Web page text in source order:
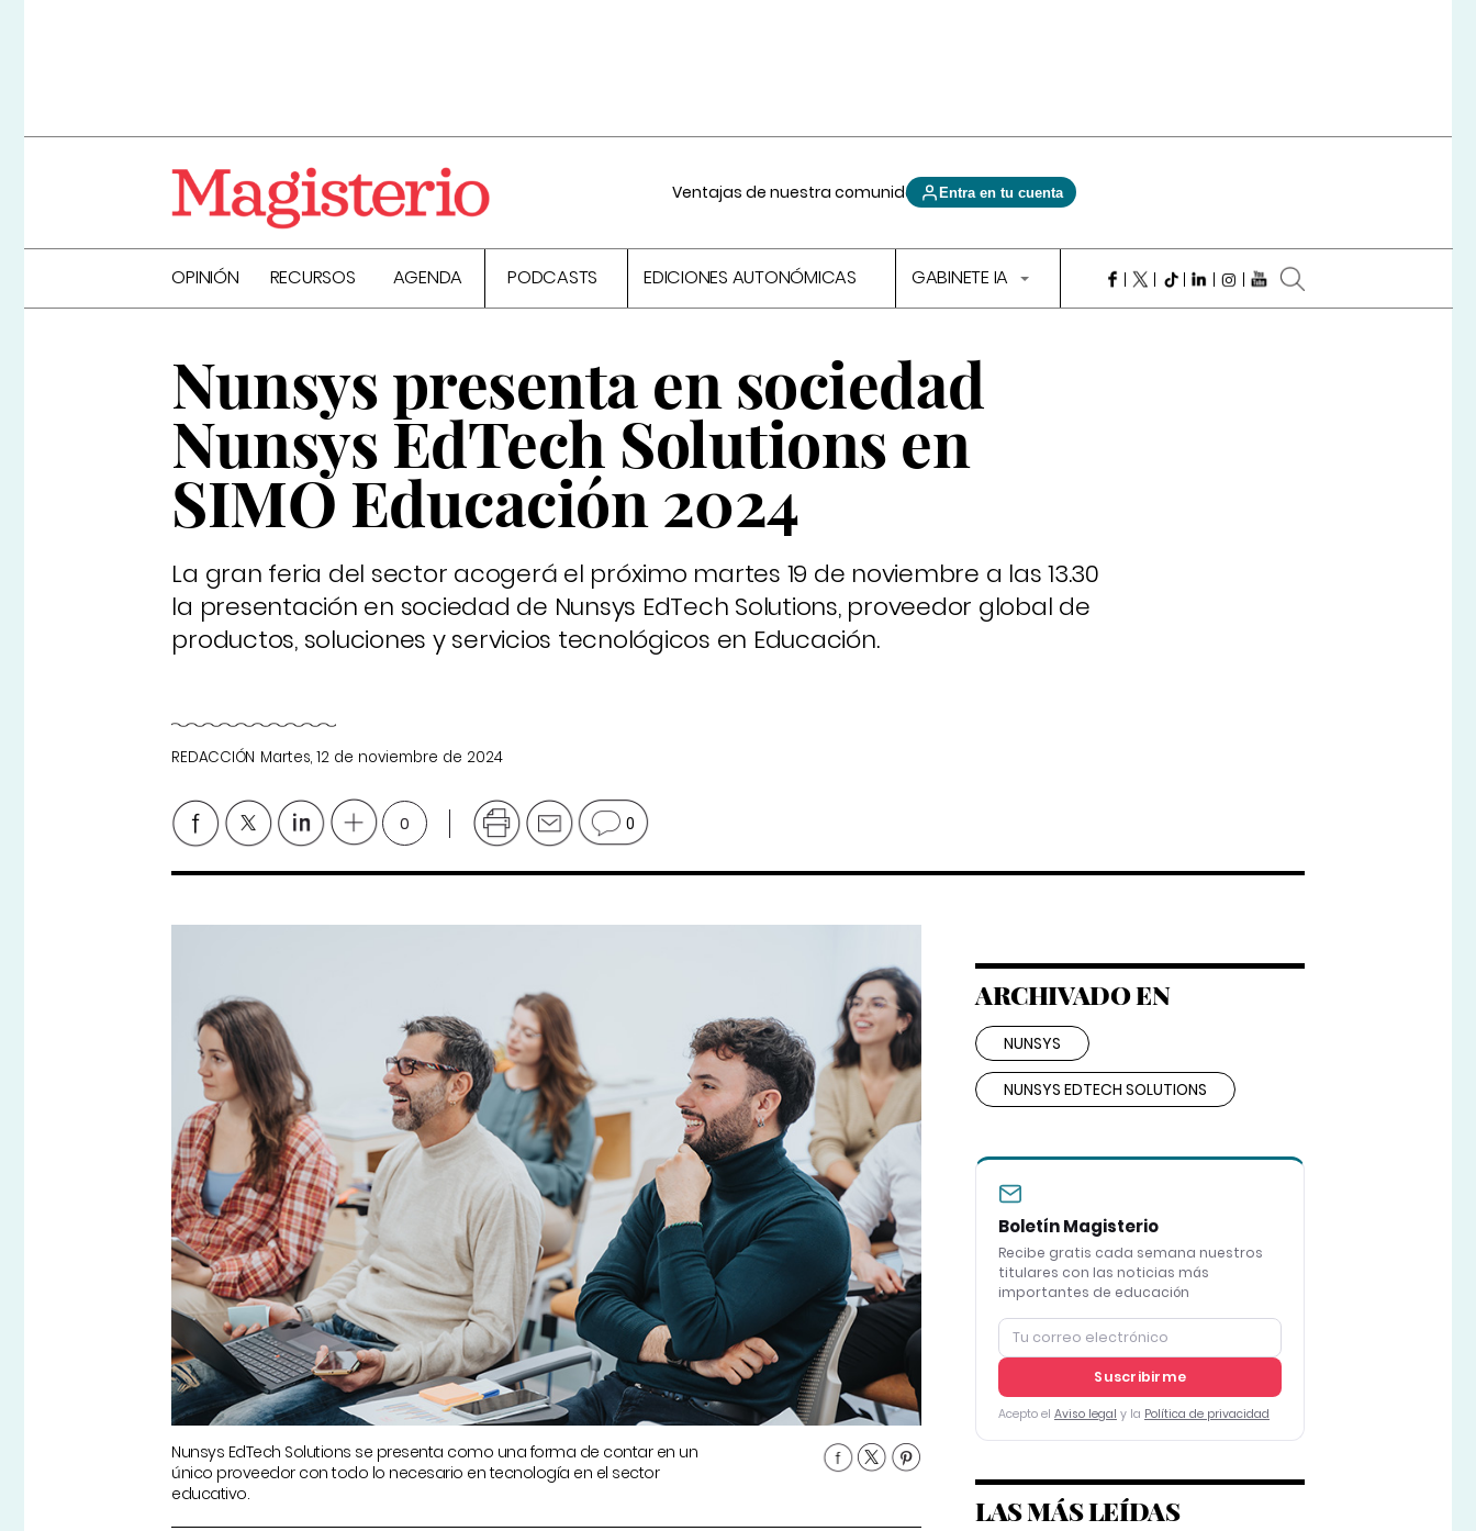
Ventajas de nuestra comunidad Entra en tu cuenta
OPINIÓN RECURSOS AGENDA PODCASTS EDICIONES AUTONÓMICAS GABINETE IA
Nunsys presenta en sociedad
Nunsys EdTech Solutions en
SIMO Educación 2024
La gran feria del sector acogerá el próximo martes 19 de noviembre a las 13.30
la presentación en sociedad de Nunsys EdTech Solutions, proveedor global de
productos, soluciones y servicios tecnológicos en Educación.
REDACCIÓN Martes, 12 de noviembre de 2024
0 0
Nunsys EdTech Solutions se presenta como una forma de contar en un
único proveedor con todo lo necesario en tecnología en el sector
educativo.
ARCHIVADO EN
NUNSYS
NUNSYS EDTECH SOLUTIONS
Boletín Magisterio
Recibe gratis cada semana nuestros
titulares con las noticias más
importantes de educación
Suscribirme
Acepto el Aviso legal y la Política de privacidad
LAS MÁS LEÍDAS